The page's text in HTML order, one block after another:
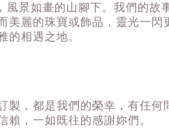
景如畫的山腳下。我們的故
麗的珠寶或飾品，靈光一閃
的相遇之地。
，都是我們的榮幸，有任何
賴， 一如既往的感謝妳們。